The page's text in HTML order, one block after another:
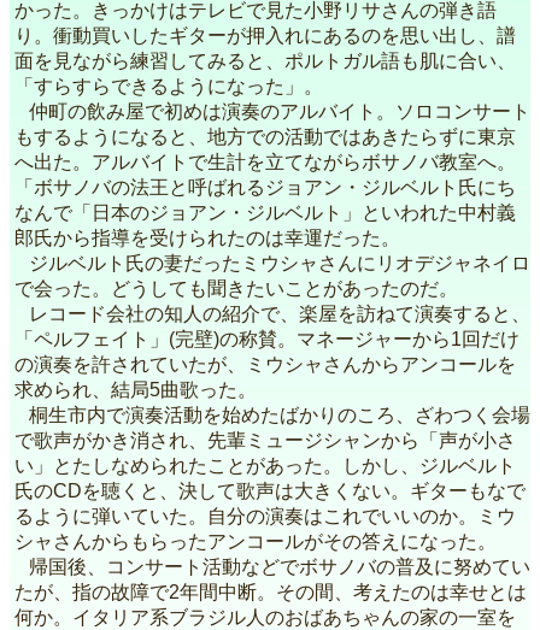
かった。きっかけはテレビで見た小野リサさんの弾き語
り。衝動買いしたギターが押入れにあるのを思い出し、譜
面を見ながら練習してみると、ポルトガル語も肌に合い、
「すらすらできるようになった」。
仲町の飲み屋で初めは演奏のアルバイト。ソロコンサート
もするようになると、地方での活動ではあきたらずに東京
へ出た。アルバイトで生計を立てながらボサノバ教室へ。
「ボサノバの法王と呼ばれるジョアン・ジルベルト氏にち
なんで「日本のジョアン・ジルベルト」といわれた中村義
郎氏から指導を受けられたのは幸運だった。
ジルベルト氏の妻だったミウシャさんにリオデジャネイロ
で会った。どうしても聞きたいことがあったのだ。
レコード会社の知人の紹介で、楽屋を訪ねて演奏すると、
「ペルフェイト」(完壁)の称賛。マネージャーから1回だけ
の演奏を許されていたが、ミウシャさんからアンコールを
求められ、結局5曲歌った。
桐生市内で演奏活動を始めたばかりのころ、ざわつく会場
で歌声がかき消され、先輩ミュージシャンから「声が小さ
い」とたしなめられたことがあった。しかし、ジルベルト
氏のCDを聴くと、決して歌声は大きくない。ギターもなで
るように弾いていた。自分の演奏はこれでいいのか。ミウ
シャさんからもらったアンコールがその答えになった。
帰国後、コンサート活動などでボサノバの普及に努めてい
たが、指の故障で2年間中断。その間、考えたのは幸せとは
何か。イタリア系ブラジル人のおばあちゃんの家の一室を